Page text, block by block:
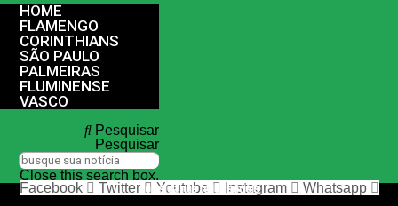
HOME
FLAMENGO
CORINTHIANS
SÃO PAULO
PALMEIRAS
FLUMINENSE
VASCO
Pesquisar
Pesquisar
Close this search box.
nos siga nas redes sociais
Facebook Twitter Youtube Instagram Whatsapp